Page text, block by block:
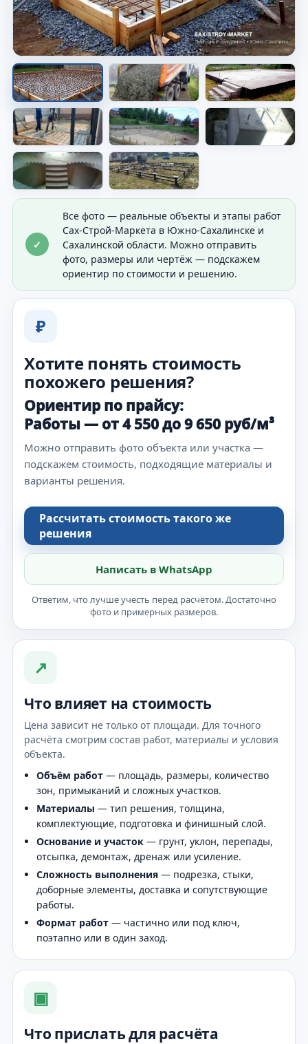
Опалубка перед заливкой
Показана форма будущего основания перед
бетоном.
✓
Все фото — реальные объекты и этапы работ
Сах-Строй-Маркета в Южно-Сахалинске и
Сахалинской области. Можно отправить
фото, размеры или чертёж — подскажем
ориентир по стоимости и решению.
₽
Хотите понять стоимость
похожего решения?
Ориентир по прайсу:
Работы — от 4 550 до 9 650 руб/м³
Можно отправить фото объекта или участка —
подскажем стоимость, подходящие материалы и
варианты решения.
Рассчитать стоимость такого же
решения
Написать в WhatsApp
Ответим, что лучше учесть перед расчётом. Достаточно
фото и примерных размеров.
↗
Что влияет на стоимость
Цена зависит не только от площади. Для точного
расчёта смотрим состав работ, материалы и условия
объекта.
Объём работ — площадь, размеры, количество
зон, примыканий и сложных участков.
Материалы — тип решения, толщина,
комплектующие, подготовка и финишный слой.
Основание и участок — грунт, уклон, перепады,
отсыпка, демонтаж, дренаж или усиление.
Сложность выполнения — подрезка, стыки,
доборные элементы, доставка и сопутствующие
работы.
Формат работ — частично или под ключ,
поэтапно или в один заход.
▣
Что прислать для расчёта